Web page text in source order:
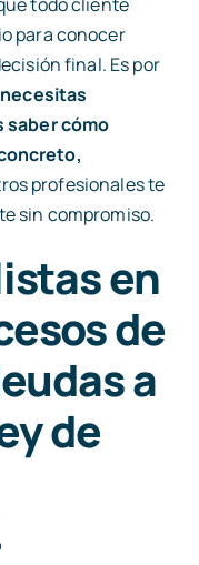
para conocer
final. Es por
saber cómo
profesionales te
sin compromiso.
en
de
a
de